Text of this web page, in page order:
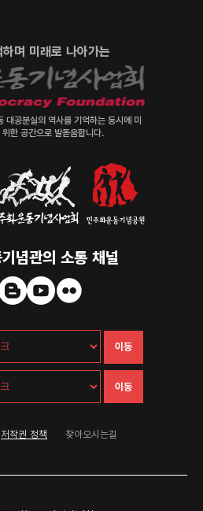
며 미래로 나아가는
대공분실의 역사를 기억하는 동시에 미
한 공간으로 발돋움합니다.
념관의 소통 채널
이동
이동
저작권 정책 찾아오시는길